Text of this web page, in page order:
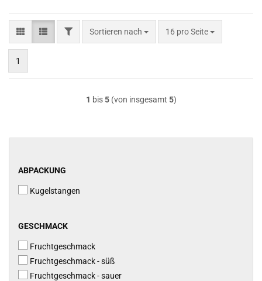
FILTERSortieren nach
Sortieren nach 16 pro Seite
pro Seite
1
1 bis5(von insgesamt 5)
ABPACKUNG
ABPACKUNG
Kugelstangen
GESCHMACK
GESCHMACK
Fruchtgeschmack
Fruchtgeschmack - süß
Fruchtgeschmack - sauer